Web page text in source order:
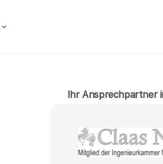
Ihr Ansprechpartner